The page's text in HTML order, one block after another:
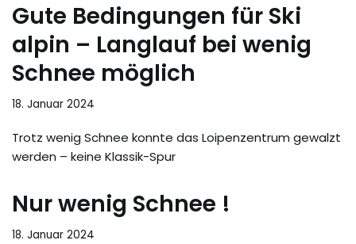
Gute Bedingungen für Ski
alpin – Langlauf bei wenig
Schnee möglich
18. Januar 2024
Trotz wenig Schnee konnte das Loipenzentrum gewalzt
werden – keine Klassik-Spur
Nur wenig Schnee !
18. Januar 2024